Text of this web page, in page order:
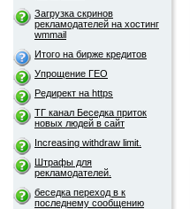
Загрузка скринов
рекламодателей на хостинг
wmmail
Итого на бирже кредитов
Упрощение ГЕО
Редирект на https
ТГ канал Беседка приток
новых людей в сайт
Increasing withdraw limit.
Штрафы для
рекламодателей.
беседка переход в к
последнему сообщению